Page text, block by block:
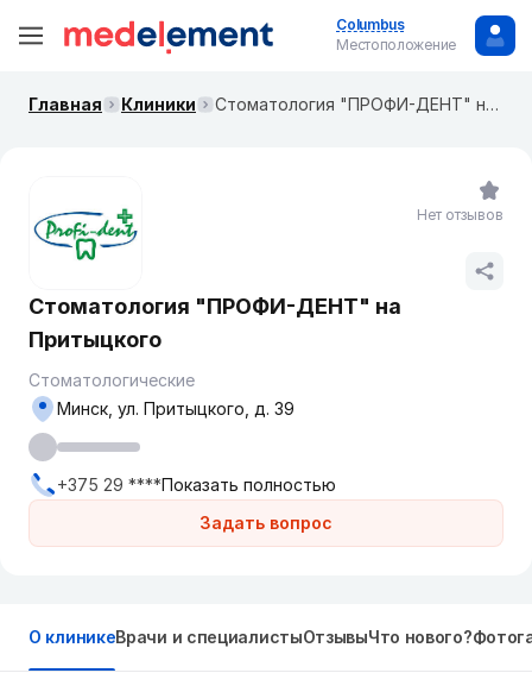
Columbus
Местоположение
Главная Клиники Стоматология "ПРОФИ-ДЕНТ" на Притыцкого
Стоматология "ПРОФИ-ДЕНТ" на
Притыцкого
Стоматологические
Задать вопрос
Минск, ул. Притыцкого, д. 39
+375 29 ****Показать полностью
Нет отзывов
О клиникеВрачи и специалистыОтзывыЧто нового?